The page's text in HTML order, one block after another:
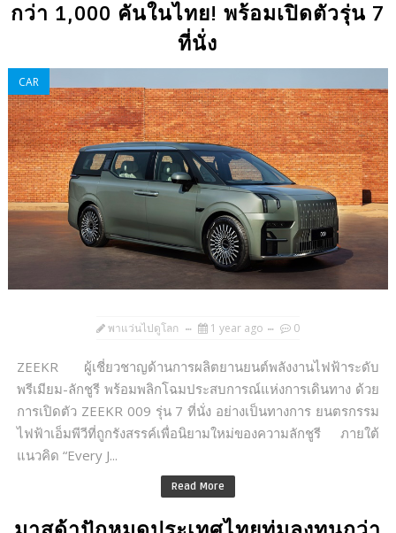
กว่า 1,000 คันในไทย! พร้อมเปิดตัวรุ่น 7
ที่นั่ง
CAR
พาแว่นไปดูโลก 1 year ago 0
ZEEKR ผู้เชี่ยวชาญด้านการผลิตยานยนต์พลังงานไฟฟ้าระดับ
พรีเมียม-ลักชูรี พร้อมพลิกโฉมประสบการณ์แห่งการเดินทาง ด้วย
การเปิดตัว ZEEKR 009 รุ่น 7 ที่นั่ง อย่างเป็นทางการ ยนตรกรรม
ไฟฟ้าเอ็มพีวีที่ถูกรังสรรค์เพื่อนิยามใหม่ของความลักชูรี ภายใต้
แนวคิด “Every J...
Read More